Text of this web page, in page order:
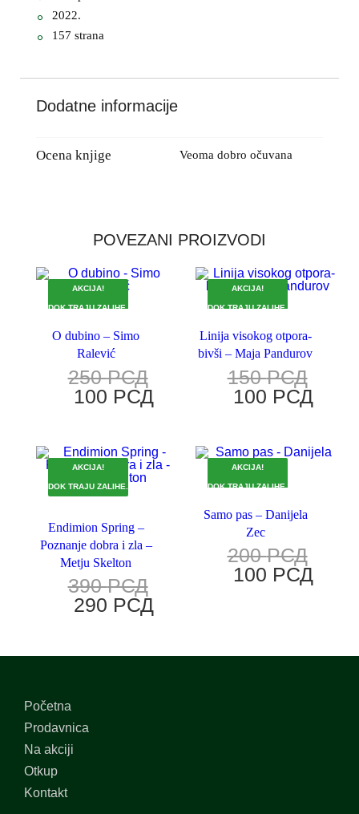
2022.
157 strana
Dodatne informacije
Ocena knjige Veoma dobro očuvana
POVEZANI PROIZVODI
AKCIJA!
DOK TRAJU ZALIHE.
O dubino – Simo
Ralević
250РСД
100 РСД
AKCIJA!
DOK TRAJU ZALIHE.
Linija visokog otpora-
bivši – Maja Pandurov
150РСД
100 РСД
AKCIJA!
DOK TRAJU ZALIHE.
Endimion Spring –
Poznanje dobra i zla –
Metju Skelton
390РСД
290 РСД
AKCIJA!
DOK TRAJU ZALIHE.
Samo pas – Danijela
Zec
200РСД
100 РСД
Početna
Prodavnica
Na akciji
Otkup
Kontakt